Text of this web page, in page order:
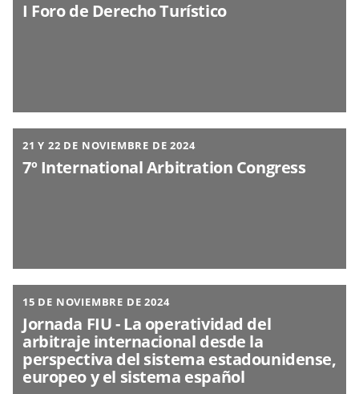
I Foro de Derecho Turístico
21 Y 22 DE NOVIEMBRE DE 2024
7º International Arbitration Congress
15 DE NOVIEMBRE DE 2024
Jornada FIU - La operatividad del
arbitraje internacional desde la
perspectiva del sistema estadounidense,
europeo y el sistema español